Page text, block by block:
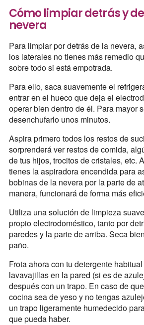
Cómo limpiar detrás y
nevera
Para limpiar por detrás de la nevera,
los laterales no tienes más remedio
sobre todo si está empotrada.
Para ello, saca suavemente el
entrar en el hueco que deja el
operar bien dentro de él. Para mayor
desenchufarlo unos minutos.
Aspira primero todos los restos de
sorprenderá ver restos de comida,
de tus hijos, trocitos de cristales, etc.
tienes la aspiradora encendida para
bobinas de la nevera por la parte de
manera, funcionará de forma más
Utiliza una solución de limpieza
propio electrodoméstico, tanto por
paredes y la parte de arriba. Seca
paño.
Frota ahora con tu detergente
lavavajillas en la pared (si es de
después con un trapo. En caso de
cocina sea de yeso y no tengas
un trapo ligeramente humedecido
que pueda haber.